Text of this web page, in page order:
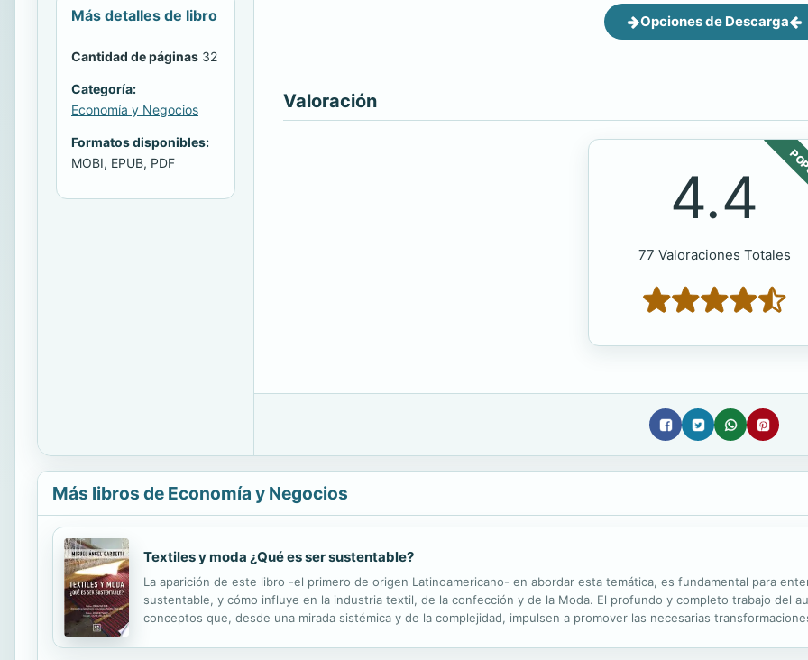
Más detalles de libro
Cantidad de páginas 32
Categoría:
Economía y Negocios
Formatos disponibles:
MOBI, EPUB, PDF
Opciones de Descarga
Valoración
4.4
77 Valoraciones Totales
Más libros de Economía y Negocios
Textiles y moda ¿Qué es ser sustentable?
La aparición de este libro -el primero de origen Latinoamericano- en abordar esta temática, es fundamental para
sustentable, y cómo influye en la industria textil, de la confección y de la Moda. El profundo y completo trabajo del
conceptos que, desde una mirada sistémica y de la complejidad, impulsen a promover las necesarias